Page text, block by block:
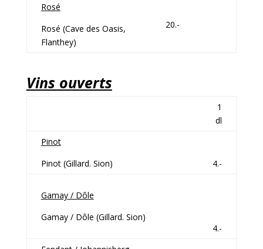
Rosé
Rosé (Cave des Oasis,
Flanthey)
20.-
Vins ouverts
1
dl
Pinot
Pinot (Gillard. Sion)
4.-
Gamay / Dôle
Gamay / Dôle (Gillard. Sion)
4.-